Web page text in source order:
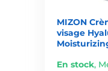
les besoins cutanés.
MIZON
visage
En stock,